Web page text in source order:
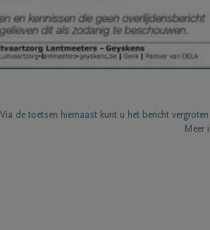
Via de toetsen hiernaast kunt u het bericht
Meer